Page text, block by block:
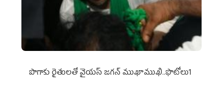
పొగాకు రైతుల‌తో వైయ‌స్ జ‌గ‌న్ ముఖాముఖి..ఫొటోలు1